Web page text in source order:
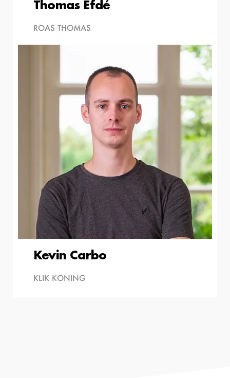
Thomas Efdé
ROAS THOMAS
Kevin Carbo
KLIK KONING